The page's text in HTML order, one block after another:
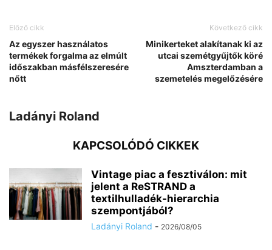
Előző cikk
Az egyszer használatos
termékek forgalma az elmúlt
időszakban másfélszeresére
nőtt
Következő cikk
Minikerteket alakítanak ki az
utcai szemétgyűjtők köré
Amszterdamban a
szemetelés megelőzésére
Ladányi Roland
KAPCSOLÓDÓ CIKKEK
Vintage piac a fesztiválon: mit
jelent a ReSTRAND a
textilhulladék-hierarchia
szempontjából?
Ladányi Roland - 2026/08/05